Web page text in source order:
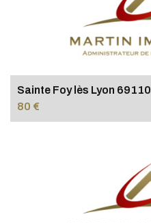
Sainte Foy lès Lyon 69110
80 €